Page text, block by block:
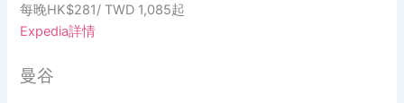
每晚HK$281/ TWD 1,085起
Expedia詳情
曼谷